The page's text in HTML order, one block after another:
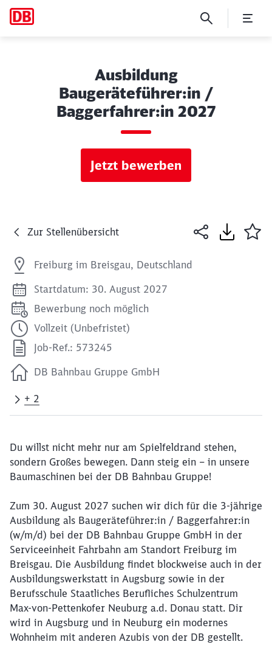
Ausbildung
Baugeräteführer:in /
Baggerfahrer:in 2027
Jetzt bewerben
Zur Stellenübersicht
Freiburg im Breisgau, Deutschland
Startdatum: 30. August 2027
Bewerbung noch möglich
Vollzeit (Unbefristet)
Job-Ref.: 573245
DB Bahnbau Gruppe GmbH
+ 2
Du willst nicht mehr nur am Spielfeldrand stehen,
sondern Großes bewegen. Dann steig ein – in unsere
Baumaschinen bei der DB Bahnbau Gruppe!
Zum 30. August 2027 suchen wir dich für die 3-jährige
Ausbildung als Baugeräteführer:in / Baggerfahrer:in
(w/m/d) bei der DB Bahnbau Gruppe GmbH in der
Serviceeinheit Fahrbahn am Standort Freiburg im
Breisgau. Die Ausbildung findet blockweise auch in der
Ausbildungswerkstatt in Augsburg sowie in der
Berufsschule Staatliches Berufliches Schulzentrum
Max-von-Pettenkofer Neuburg a.d. Donau statt. Dir
wird in Augsburg und in Neuburg ein modernes
Wohnheim mit anderen Azubis von der DB gestellt.